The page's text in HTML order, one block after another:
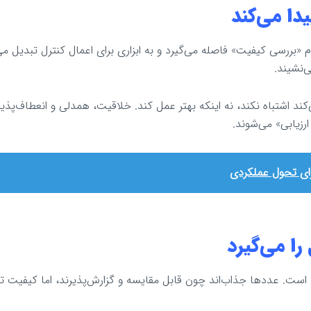
می‌کند
کیفیت» فاصله می‌گیرد و به ابزاری برای اعمال کنترل تبدیل
اشتباه نکند، نه اینکه بهتر عمل کند. خلاقیت، همدلی و
می‌شوند.
می‌گیرد
عددها جذاب‌اند چون قابل مقایسه و گزارش‌پذیرند، اما کیفیت